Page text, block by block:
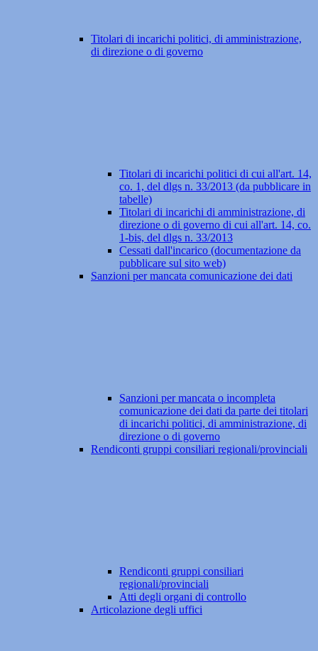
Titolari di incarichi politici, di amministrazione,
di direzione o di governo
Titolari di incarichi politici di cui all'art. 14,
co. 1, del dlgs n. 33/2013 (da pubblicare in
tabelle)
Titolari di incarichi di amministrazione, di
direzione o di governo di cui all'art. 14, co.
1-bis, del dlgs n. 33/2013
Cessati dall'incarico (documentazione da
pubblicare sul sito web)
Sanzioni per mancata comunicazione dei dati
Sanzioni per mancata o incompleta
comunicazione dei dati da parte dei titolari
di incarichi politici, di amministrazione, di
direzione o di governo
Rendiconti gruppi consiliari regionali/provinciali
Rendiconti gruppi consiliari
regionali/provinciali
Atti degli organi di controllo
Articolazione degli uffici